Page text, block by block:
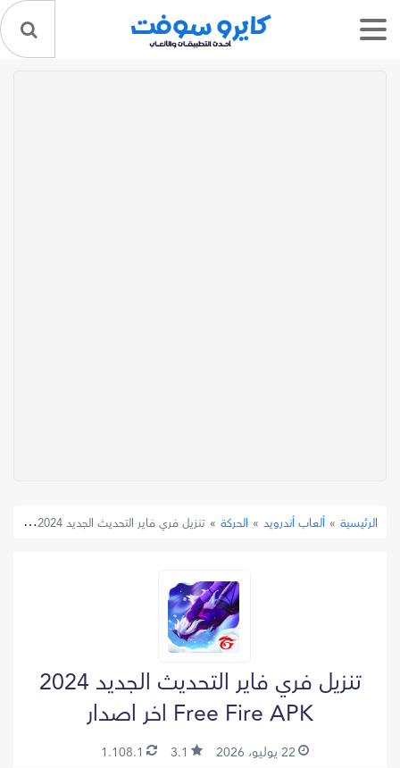
الرئيسية » ألعاب أندرويد » الحركة » تنزيل فري فاير التحديث الجديد 2024 Free Fire APK اخر اصدار
تنزيل فري فاير التحديث الجديد 2024
Free Fire APK اخر اصدار
22 يوليو، 2026 3.1
1.108.1